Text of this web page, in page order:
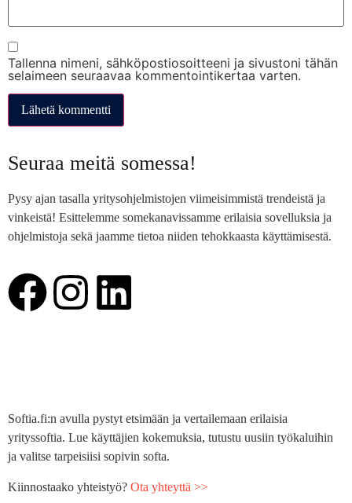
Tallenna nimeni, sähköpostiosoitteeni ja sivustoni tähän
selaimeen seuraavaa kommentointikertaa varten.
Seuraa meitä somessa!
Pysy ajan tasalla yritysohjelmistojen viimeisimmistä trendeistä ja
vinkeistä! Esittelemme somekanavissamme erilaisia sovelluksia ja
ohjelmistoja sekä jaamme tietoa niiden tehokkaasta käyttämisestä.
Softia.fi:n avulla pystyt etsimään ja vertailemaan erilaisia
yrityssoftia. Lue käyttäjien kokemuksia, tutustu uusiin työkaluihin
ja valitse tarpeisiisi sopivin softa.
Kiinnostaako yhteistyö? Ota yhteyttä >>